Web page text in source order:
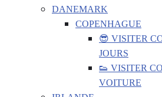
DANEMARK
COPENHAGUE
😎 VISITER
JOURS
👟 VISITER
VOITURE